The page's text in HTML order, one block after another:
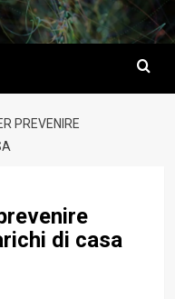
PREVENIRE
di casa